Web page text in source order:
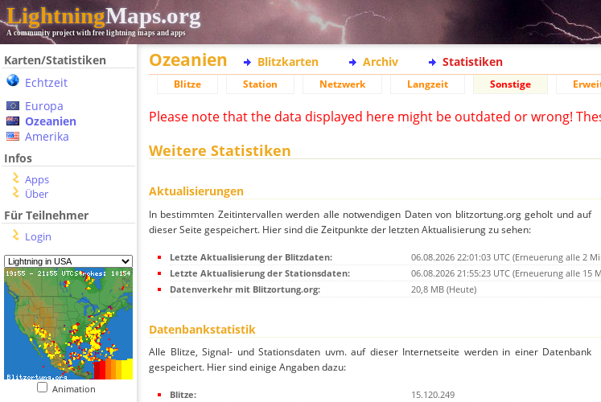
LightningMaps.org
A community project with free lightning maps and apps
Karten/Statistiken
Echtzeit
Europa
Ozeanien
Amerika
Infos
Apps
Über
Für Teilnehmer
Login
Animation
Ozeanien Blitzkarten Archiv Statistiken
Blitze Station Netzwerk Langzeit Sonstige
Please note that the data displayed here might be outdated or wrong!
Weitere Statistiken
Aktualisierungen
In bestimmten Zeitintervallen werden alle notwendigen Daten von blitzortung.org geholt und auf
dieser Seite gespeichert. Hier sind die Zeitpunkte der letzten Aktualisierung zu sehen:
Letzte Aktualisierung der Blitzdaten:
06.08.2026 22:01:03 UTC (Erneuerung alle 2
Letzte Aktualisierung der Stationsdaten:
06.08.2026 21:55:23 UTC (Erneuerung alle 15
Datenverkehr mit Blitzortung.org:
20,8 MB (Heute)
Datenbankstatistik
Alle Blitze, Signal- und Stationsdaten uvm. auf dieser Internetseite werden in einer Datenbank
gespeichert. Hier sind einige Angaben dazu:
Blitze:
15.120.249